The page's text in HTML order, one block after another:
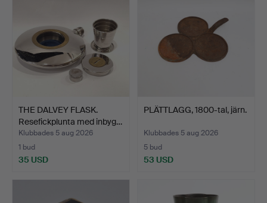
THE DALVEY FLASK.
Resefickplunta med inbyg…
Klubbades 5 aug 2026
1 bud
35 USD
PLÄTTLAGG, 1800-tal, järn.
Klubbades 5 aug 2026
5 bud
53 USD